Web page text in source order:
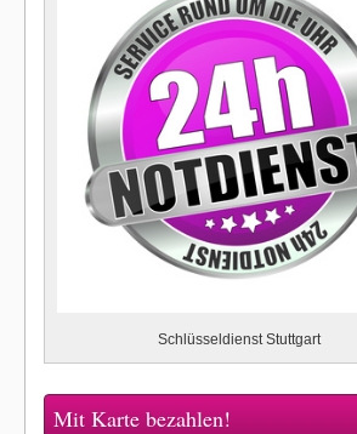
Schlüsseldienst Stuttgart
Mit Karte bezahlen!